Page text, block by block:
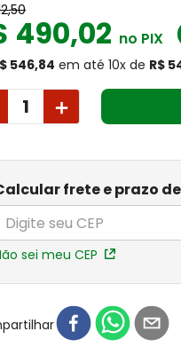
,50
490,02 no PIX
546,84 em até 10x de R$
＋
frete e prazo
sei meu CEP